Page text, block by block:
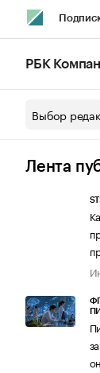
РБК
Выбор
Лента